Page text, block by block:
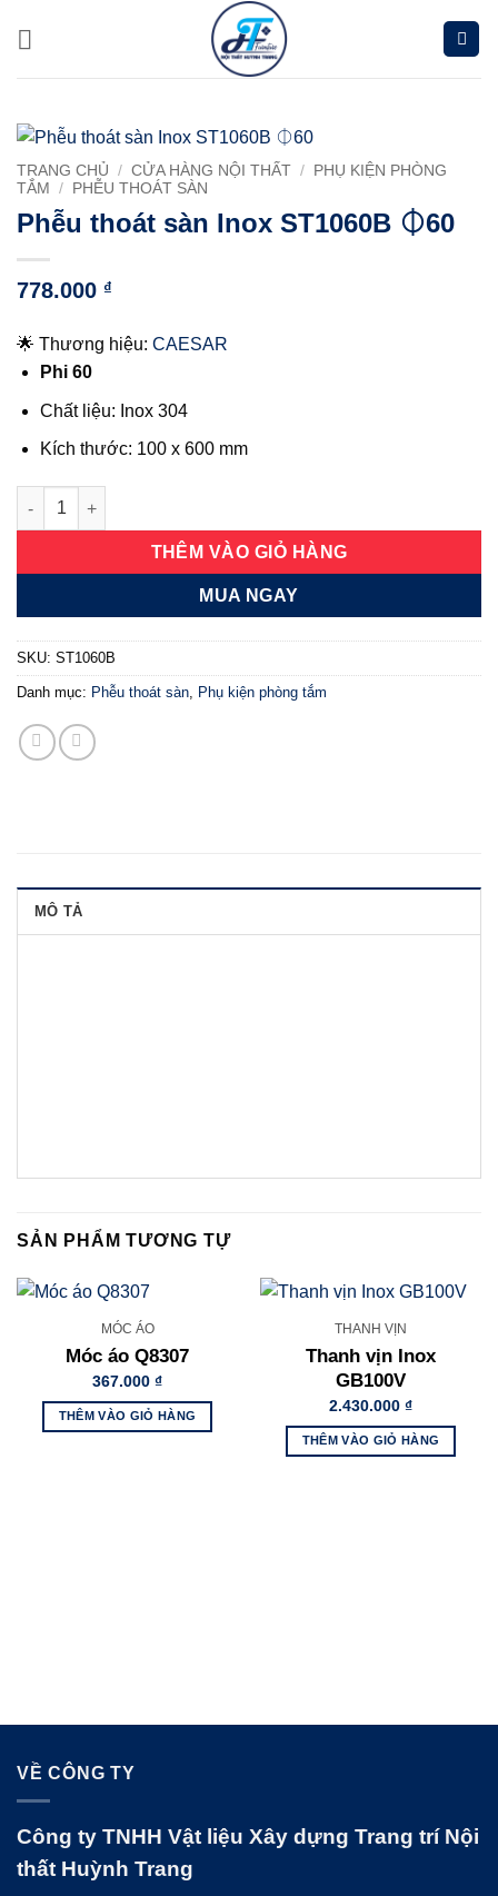
TRANG CHỦ / CỬA HÀNG NỘI THẤT /
PHỤ KIỆN PHÒNG
TẮM
/ PHỄU THOÁT SÀN
Phễu thoát sàn Inox ST1060B ⏀60
778.000 ₫
🌟 Thương hiệu: CAESAR
Phi 60
Chất liệu: Inox 304
Kích thước: 100 x 600 mm
Phễu thoát sàn Inox ST1060B ⏀60 số lượng
THÊM VÀO GIỎ HÀNG
MUA NGAY
SKU: ST1060B
Danh mục: Phễu thoát sàn Phụ kiện phòng tắm
MÔ TẢ
SẢN PHẨM TƯƠNG TỰ
MÓC ÁO
Móc áo Q8307
367.000 ₫
THÊM VÀO GIỎ HÀNG
THANH VỊN
Thanh vịn Inox
GB100V
2.430.000 ₫
THÊM VÀO GIỎ HÀNG
VỀ CÔNG TY
Công ty TNHH Vật liệu Xây dựng Trang trí Nội
thất Huỳnh Trang